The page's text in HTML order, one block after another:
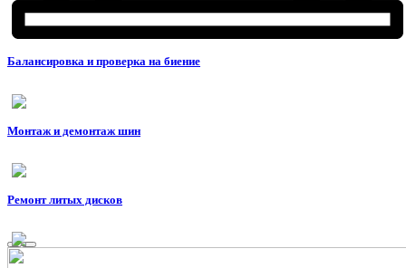
Балансировка и проверка на биение
Монтаж и демонтаж шин
Ремонт литых дисков